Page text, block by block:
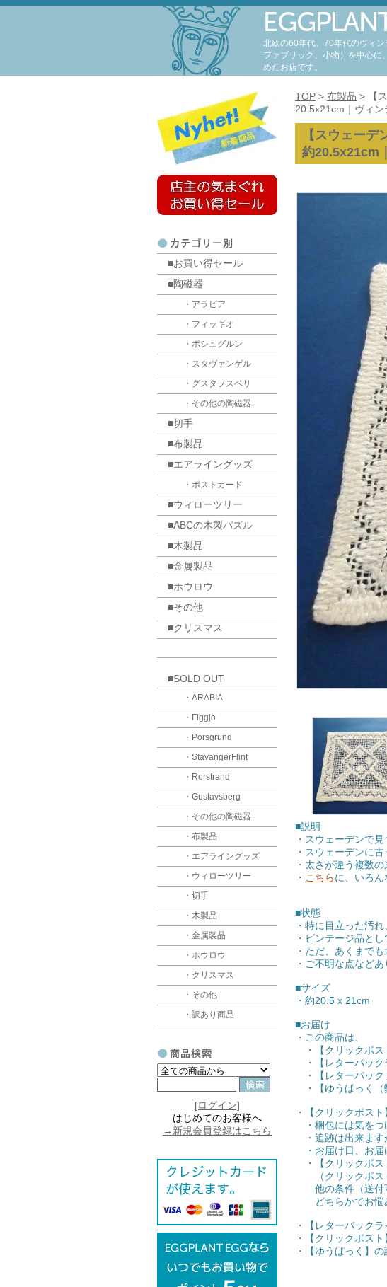
北欧の60年代、70年代のヴィン
ファブリック、小物）を中心に
めたお店です。
TOP > 布製品 > 【
20.5x21cm｜ヴィン
【スウェー
約20.5x21cm
■説明
・スウェーデンで
・スウェーデンに
・太さが違う複数
・ こちらに、いろ
■状態
・特に目立った汚
・ビンテージ品と
・ただ、あくまで
・ご不明な点など
■サイズ
・約20.5 x 21cm
■お届け
・この商品は、
・【クリックポス
・【レターパック
・【レターパック
・【ゆうぱっく（
・【クリックポス
・梱包には気をつ
・追跡は出来ます
・お届け日、お届
・【クリックポス
（クリックポスト
他の条件（送付可
どちらかでお悩み
・【レターパック
・【クリックポス
・【ゆうぱっく】の
■お買い得セール
■陶磁器
・アラビア
・フィッギオ
・ポシュグルン
・スタヴァンゲル
・グスタフスベリ
・その他の陶磁器
■切手
■布製品
■エアライングッズ
・ポストカード
■ウィローツリー
■ABCの木製パズル
■木製品
■金属製品
■ホウロウ
■その他
■クリスマス
■SOLD OUT
・ARABIA
・Figgjo
・Porsgrund
・StavangerFlint
・Rorstrand
・Gustavsberg
・その他の陶磁器
・布製品
・エアライングッズ
・ウィローツリー
・切手
・木製品
・金属製品
・ホウロウ
・クリスマス
・その他
・訳あり商品
[ログイン]
はじめてのお客様へ
→新規会員登録はこちら